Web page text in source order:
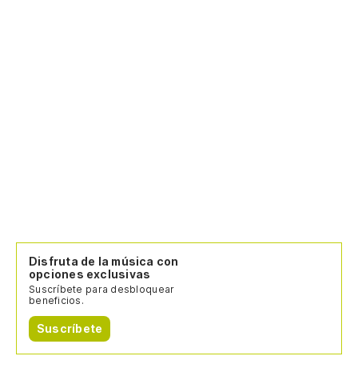
Disfruta de la música con
opciones exclusivas
Suscríbete para desbloquear
beneficios.
Suscríbete